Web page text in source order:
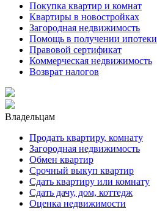
Покупка квартир и комнат
Квартиры в новостройках
Загородная недвижимость
Помощь в получении ипотеки
Правовой сертификат
Коммерческая недвижимость
Возврат налогов
Владельцам
Продать квартиру, комнату
Загородная недвижимость
Обмен квартир
Срочный выкуп квартир
Сдать квартиру или комнату
Сдать дачу, дом, коттедж
Оценка недвижимости